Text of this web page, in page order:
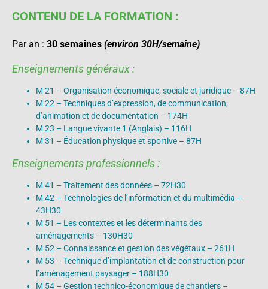
CONTENU DE LA FORMATION :
Par an : 30 semaines (environ 30H/semaine)
Enseignements généraux :
M 21 – Organisation économique, sociale et juridique – 87H
M 22 – Techniques d’expression, de communication,
d’animation et de documentation – 174H
M 23 – Langue vivante 1 (Anglais) – 116H
M 31 – Éducation physique et sportive – 87H
Enseignements professionnels :
M 41 – Traitement des données – 72H30
M 42 – Technologies de l’information et du multimédia –
43H30
M 51 – Les contextes et les déterminants des
aménagements – 130H30
M 52 – Connaissance et gestion des végétaux – 261H
M 53 – Technique d’implantation et de construction pour
l’aménagement paysager – 188H30
M 54 – Gestion technico-économique de chantiers –